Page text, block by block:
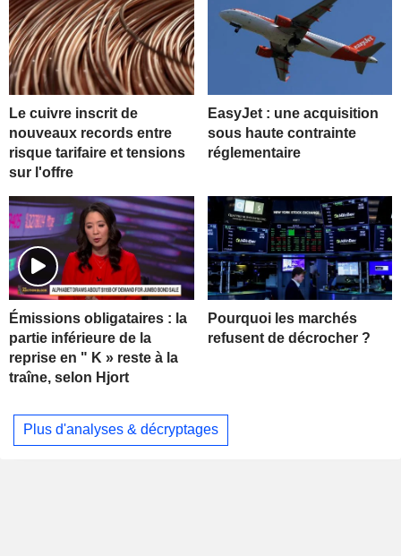
Le cuivre inscrit de
nouveaux records entre
risque tarifaire et tensions
sur l'offre
EasyJet : une acquisition
sous haute contrainte
réglementaire
Émissions obligataires : la
partie inférieure de la
reprise en " K » reste à la
traîne, selon Hjort
Pourquoi les marchés
refusent de décrocher ?
Plus d'analyses & décryptages